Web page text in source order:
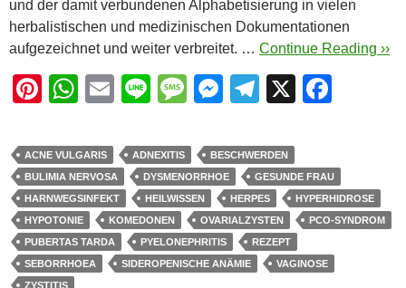
und der damit verbundenen Alphabetisierung in vielen
herbalistischen und medizinischen Dokumentationen
aufgezeichnet und weiter verbreitet. … Continue Reading ››
Pi
er
e
st
W
at
s
A
p
p
E
ail
Li
e
M
ss
a
g
e
M
ss
e
n
g
er
T
e
gr
a
m
X
e
b
o
o
ACNE VULGARIS ADNEXITIS
BESCHWERDEN
BULIMIA NERVOSA
DYSMENORRHOE
GESUNDE FRAU
HARNWEGSINFEKT
HEILWISSEN HERPES
HYPERHIDROSE
HYPOTONIE
KOMEDONEN OVARIALZYSTEN
PCO-SYNDROM
PUBERTAS TARDA
PYELONEPHRITIS
REZEPT
SEBORRHOEA
SIDEROPENISCHE ANÄMIE
VAGINOSE
ZYSTITIS